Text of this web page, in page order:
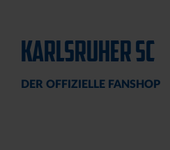
KARLSRUHER SC
DER OFFIZIELLE FANSHOP